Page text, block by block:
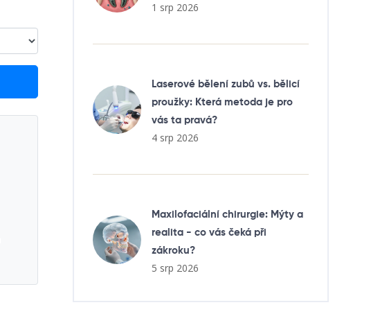
1 srp 2026
Laserové bělení zubů vs. bělicí
proužky: Která metoda je pro
vás ta pravá?
4 srp 2026
Maxilofaciální chirurgie: Mýty a
realita - co vás čeká při
zákroku?
5 srp 2026